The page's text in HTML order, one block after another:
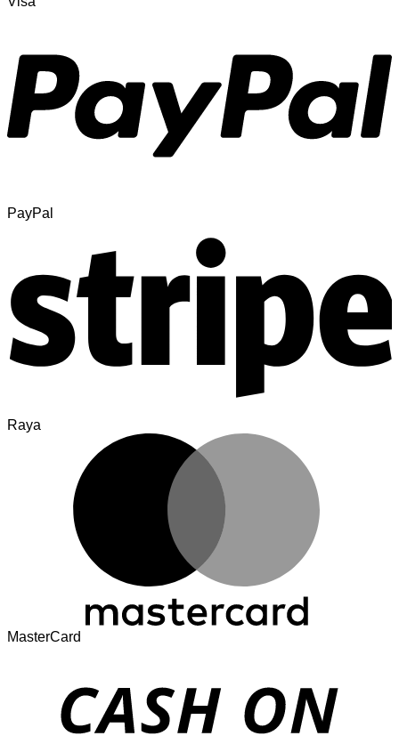
PayPal
Raya
MasterCard